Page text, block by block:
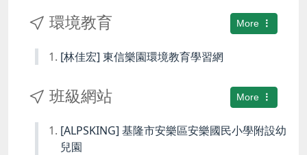
More
環境教育
[林佳宏] 東信樂園環境教育學習網
More
班級網站
[ALPSKING] 基隆市安樂區安樂國民小學附設幼
兒園